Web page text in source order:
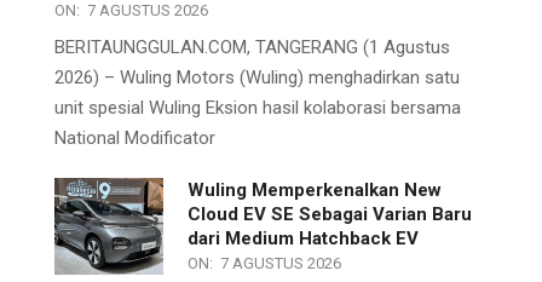
ON: 7 AGUSTUS 2026
BERITAUNGGULAN.COM, TANGERANG (1 Agustus
2026) – Wuling Motors (Wuling) menghadirkan satu
unit spesial Wuling Eksion hasil kolaborasi bersama
National Modificator
Wuling Memperkenalkan New
Cloud EV SE Sebagai Varian Baru
dari Medium Hatchback EV
ON: 7 AGUSTUS 2026